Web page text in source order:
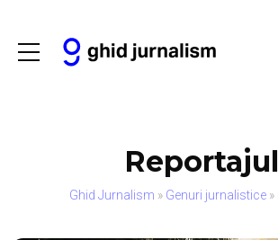
Reportajul
Ghid Jurnalism » Genuri jurnalistice»